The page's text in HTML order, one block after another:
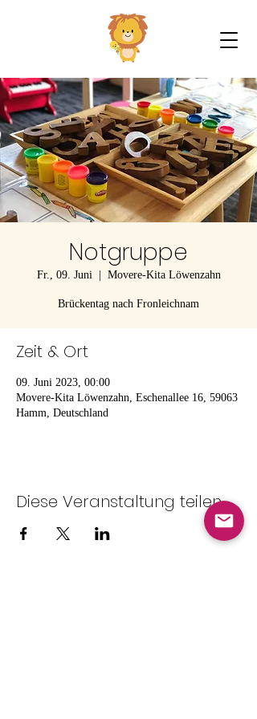
Notgruppe
Fr., 09. Juni
  |
Movere-Kita Löwenzahn
Brückentag nach Fronleichnam
Zeit & Ort
09. Juni 2023, 00:00
Movere-Kita Löwenzahn, Eschenallee 16, 59063
Hamm, Deutschland
Diese Veranstaltung teilen